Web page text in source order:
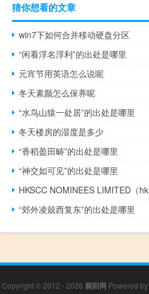
猜你想看的文章
win7下如何合并移动硬盘分区
“闲看浮名浮利”的出处是哪里
元宵节用英语怎么说呢
冬天素颜怎么保养呢
“水鸟山猿一处居”的出处是哪里
冬天楼房的湿度是多少
“香稻盈田畴”的出处是哪里
“神交如可见”的出处是哪里
HKSCC NOMINEES LIMITED（
“郊外凌兢西复东”的出处是哪里
Copyright © 2012 - 2026 襄阳网 Powered by